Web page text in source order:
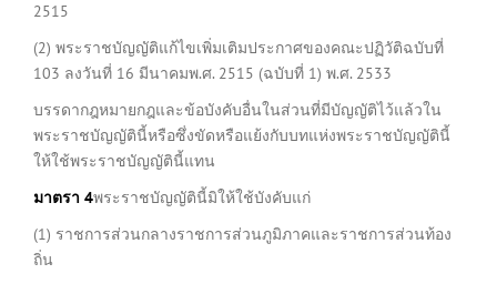
2515
(2) พระราชบัญญัติแก้ไขเพิ่มเติมประกาศของคณะปฏิวัติฉบับที่
103 ลงวันที่ 16 มีนาคมพ.ศ. 2515 (ฉบับที่ 1) พ.ศ. 2533
บรรดากฎหมายกฎและข้อบังคับอื่นในส่วนที่มีบัญญัติไว้แล้วใน
พระราชบัญญัตินี้หรือซึ่งขัดหรือแย้งกับบทแห่งพระราชบัญญัตินี้
ให้ใช้พระราชบัญญัตินี้แทน
มาตรา 4พระราชบัญญัตินี้มิให้ใช้บังคับแก่
(1) ราชการส่วนกลางราชการส่วนภูมิภาคและราชการส่วนท้อง
ถิ่น